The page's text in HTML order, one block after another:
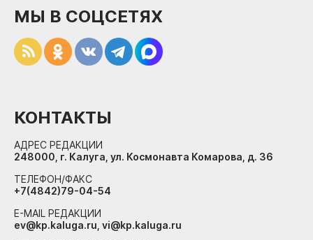
МЫ В СОЦСЕТЯХ
КОНТАКТЫ
АДРЕС РЕДАКЦИИ
248000, г. Калуга, ул. Космонавта Комарова, д. 36
ТЕЛЕФОН/ФАКС
+7(4842)79-04-54
E-MAIL РЕДАКЦИИ
ev@kp.kaluga.ru, vi@kp.kaluga.ru